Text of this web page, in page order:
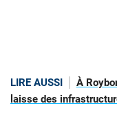
LIRE AUSSI
À
laisse des